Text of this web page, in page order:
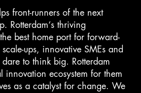
front-runners of the next
Rotterdam‘s thriving
best home port for forward-
ups, innovative SMEs and
to think big. Rotterdam
innovation ecosystem for them
as a catalyst for change. We